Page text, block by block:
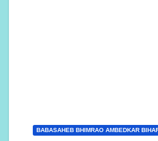
BABASAHEB BHIMRAO AMBEDKAR